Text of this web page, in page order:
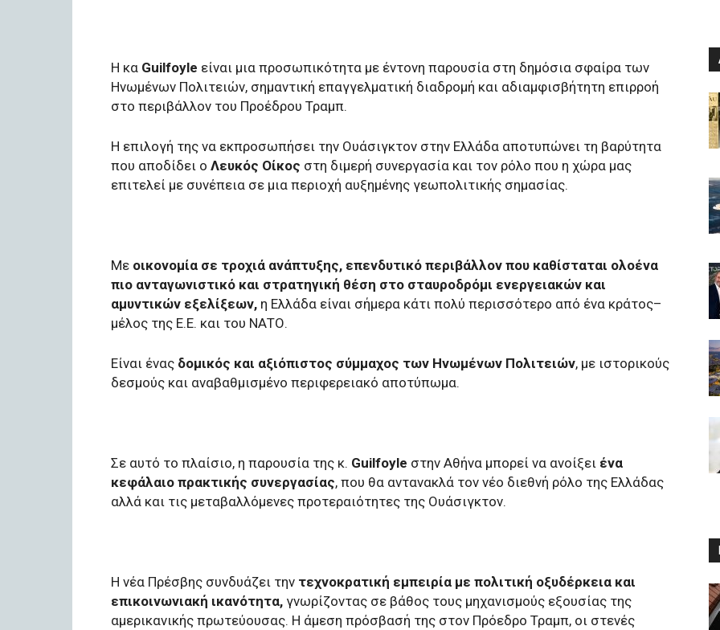
Η κα Guilfoyle είναι μια προσωπικότητα με έντονη παρουσία στη δημόσια σφαίρα των
Ηνωμένων Πολιτειών, σημαντική επαγγελματική διαδρομή και αδιαμφισβήτητη επιρροή
στο περιβάλλον του Προέδρου Τραμπ.
Η επιλογή της να εκπροσωπήσει την Ουάσιγκτον στην Ελλάδα αποτυπώνει τη βαρύτητα
που αποδίδει ο Λευκός Οίκος στη διμερή συνεργασία και τον ρόλο που η χώρα μας
επιτελεί με συνέπεια σε μια περιοχή αυξημένης γεωπολιτικής σημασίας.
Με οικονομία σε τροχιά ανάπτυξης, επενδυτικό περιβάλλον που καθίσταται ολοένα
πιο ανταγωνιστικό και στρατηγική θέση στο σταυροδρόμι ενεργειακών και
αμυντικών εξελίξεων, η Ελλάδα είναι σήμερα κάτι πολύ περισσότερο από ένα κράτος–
μέλος της Ε.Ε. και του ΝΑΤΟ.
Είναι ένας δομικός και αξιόπιστος σύμμαχος των Ηνωμένων Πολιτειών, με ιστορικούς
δεσμούς και αναβαθμισμένο περιφερειακό αποτύπωμα.
Σε αυτό το πλαίσιο, η παρουσία της κ. Guilfoyle στην Αθήνα μπορεί να ανοίξει ένα
κεφάλαιο πρακτικής συνεργασίας, που θα αντανακλά τον νέο διεθνή ρόλο της Ελλάδας
αλλά και τις μεταβαλλόμενες προτεραιότητες της Ουάσιγκτον.
Η νέα Πρέσβης συνδυάζει την τεχνοκρατική εμπειρία με πολιτική οξυδέρκεια και
επικοινωνιακή ικανότητα, γνωρίζοντας σε βάθος τους μηχανισμούς εξουσίας της
αμερικανικής πρωτεύουσας. Η άμεση πρόσβασή της στον Πρόεδρο Τραμπ, οι στενές